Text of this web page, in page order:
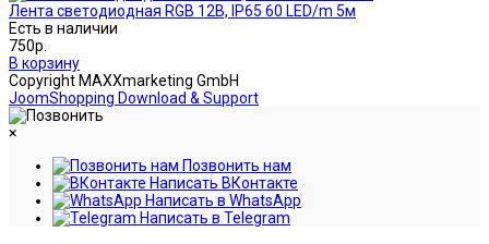
Лента светодиодная RGB 12B, IP65 60 LED/m 5м
Есть в наличии
750р.
В корзину
Copyright MAXXmarketing GmbH
JoomShopping Download & Support
×
Позвонить нам
Написать ВКонтакте
Написать в WhatsApp
Написать в Telegram